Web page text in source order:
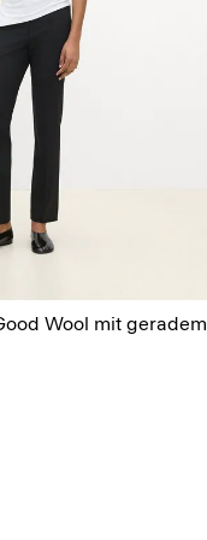
Wool mit geradem